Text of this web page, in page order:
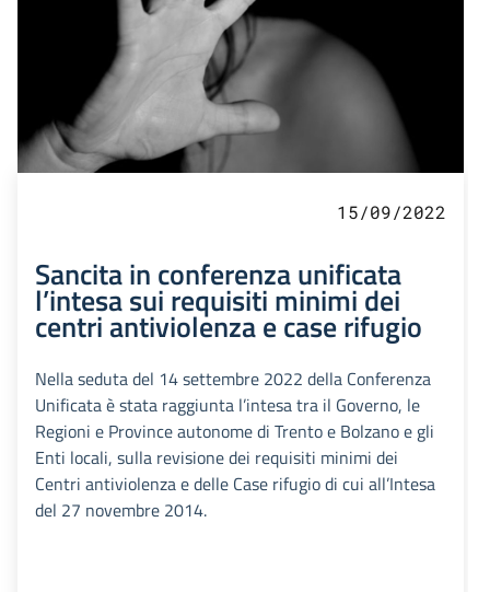
15/09/2022
Sancita in conferenza unificata
l’intesa sui requisiti minimi dei
centri antiviolenza e case rifugio
Nella seduta del 14 settembre 2022 della Conferenza
Unificata è stata raggiunta l’intesa tra il Governo, le
Regioni e Province autonome di Trento e Bolzano e gli
Enti locali, sulla revisione dei requisiti minimi dei
Centri antiviolenza e delle Case rifugio di cui all’Intesa
del 27 novembre 2014.